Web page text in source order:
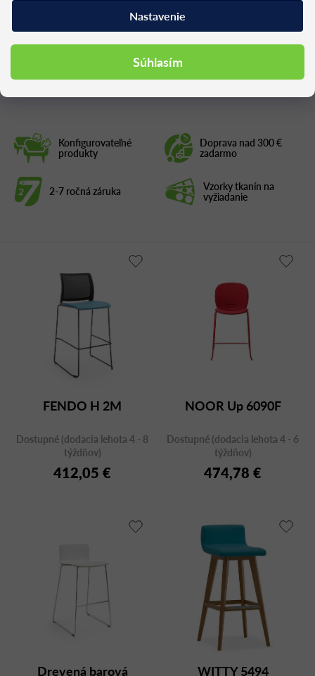
Nastavenie
Súhlasím
Konfigurovateľné
produkty
Doprava nad 300 €
zadarmo
2-7 ročná záruka Vzorky tkanín na
vyžiadanie
Podobné produkty
FENDO H 2M
Dostupné (dodacia lehota 4 - 8
týždňov)
412,05 €
NOOR Up 6090F
Dostupné (dodacia lehota 4 - 6
týždňov)
474,78 €
Drevená barová WITTY 5494